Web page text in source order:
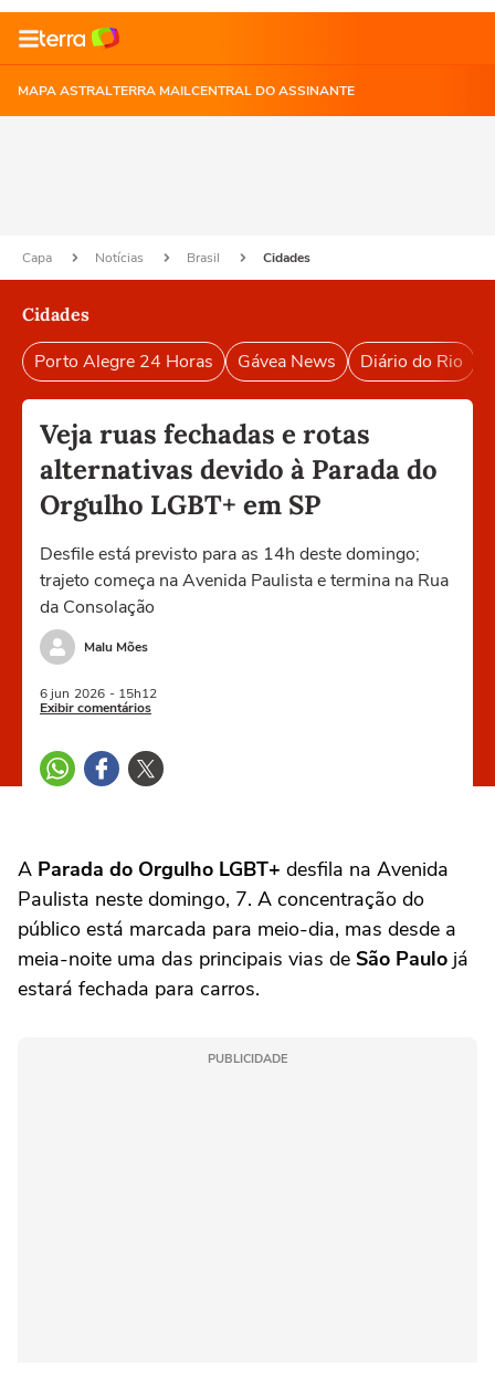
MAPA ASTRALTERRA MAILCENTRAL DO ASSINANTE
Capa Notícias Brasil Cidades
Cidades
Porto Alegre 24 Horas Gávea News Diário do Rio
Veja ruas fechadas e rotas
alternativas devido à Parada do
Orgulho LGBT+ em SP
Desfile está previsto para as 14h deste domingo;
trajeto começa na Avenida Paulista e termina na Rua
da Consolação
Malu Mões
6 jun 2026 - 15h12
Exibir comentários
A Parada do Orgulho LGBT+ desfila na Avenida
Paulista neste domingo, 7. A concentração do
público está marcada para meio-dia, mas desde a
meia-noite uma das principais vias de São Paulo já
estará fechada para carros.
PUBLICIDADE